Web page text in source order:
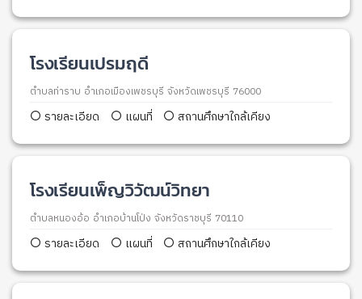
โรงเรียนเปรมฤดี
ตำบลท่าราบ อำเภอเมืองเพชรบุรี จังหวัดเพชรบุรี 76000
รายละเอียด แผนที่ สถานศึกษาใกล้เคียง
โรงเรียนเพ็ญวิวัฒน์วิทยา
ตำบลหนองอ้อ อำเภอบ้านโป่ง จังหวัดราชบุรี 70110
รายละเอียด แผนที่ สถานศึกษาใกล้เคียง